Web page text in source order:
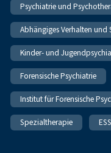
Psychiatrie und
Abhängiges Verhalten und
Kinder- und
Forensische Psychiatrie
Institut für Forensische
Spezialtherapie